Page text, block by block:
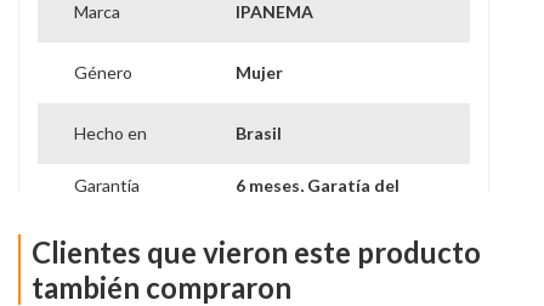
Marca IPANEMA
Género Mujer
Hecho en Brasil
Garantía
6 meses, Garatía del
Clientes que vieron este producto
también compraron